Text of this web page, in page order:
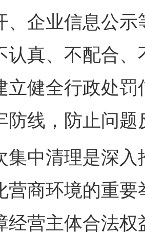
、企业信息公
认真、不配合
立健全行政处
防线，防止问题
清理是深入
营商环境的重
经营主体合法